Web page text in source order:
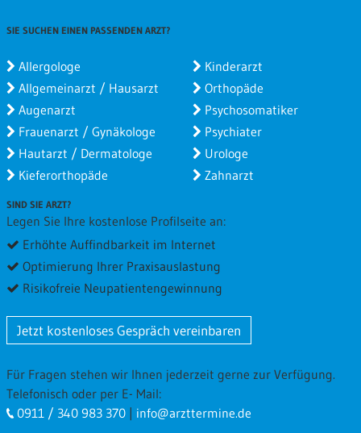
Gesamtbewertung
nice
Fr 16.09.2016 vonPLUSKAT (Verifizierter Patient)
Besuchsgrund
Wartezeit
Alles sehr gut
Mi 22.07.2015 von Jonas Schöfer
Besuchsgrund
Wartezeit
sehr freundlich und vor allem sorgfältig bei der Arbeit -
Es gibt kein Schnell-schnell bei Dr. Javidnia, sondern
sorgfältigste Untersuchung & Dokumentation mit
ausführlicher Beratung.
SIE SUCHEN EINEN PASSENDEN ARZT?
Allergologe
Allgemeinarzt / Hausarzt
Augenarzt
Frauenarzt / Gynäkologe
Hautarzt / Dermatologe
Kieferorthopäde
Kinderarzt
Orthopäde
Psychosomatiker
Psychiater
Urologe
Zahnarzt
SIND SIE ARZT?
Legen Sie Ihre kostenlose Profilseite an:
Erhöhte Auffindbarkeit im Internet
Optimierung Ihrer Praxisauslastung
Risikofreie Neupatientengewinnung
Jetzt kostenloses Gespräch vereinbaren
Für Fragen stehen wir Ihnen jederzeit gerne zur Verfügung.
Telefonisch oder per E- Mail:
0911 / 340 983 370 | info@arzttermine.de